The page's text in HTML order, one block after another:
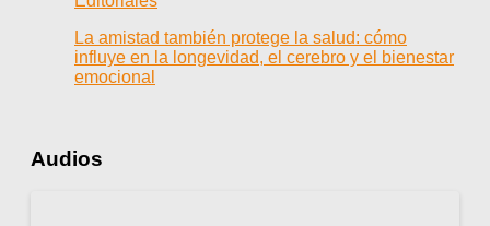
La amistad también protege la salud: cómo
influye en la longevidad, el cerebro y el bienestar
emocional
Audios